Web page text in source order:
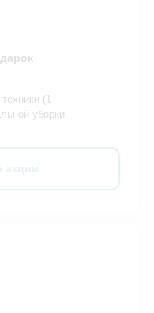
(1
уборки.
акции